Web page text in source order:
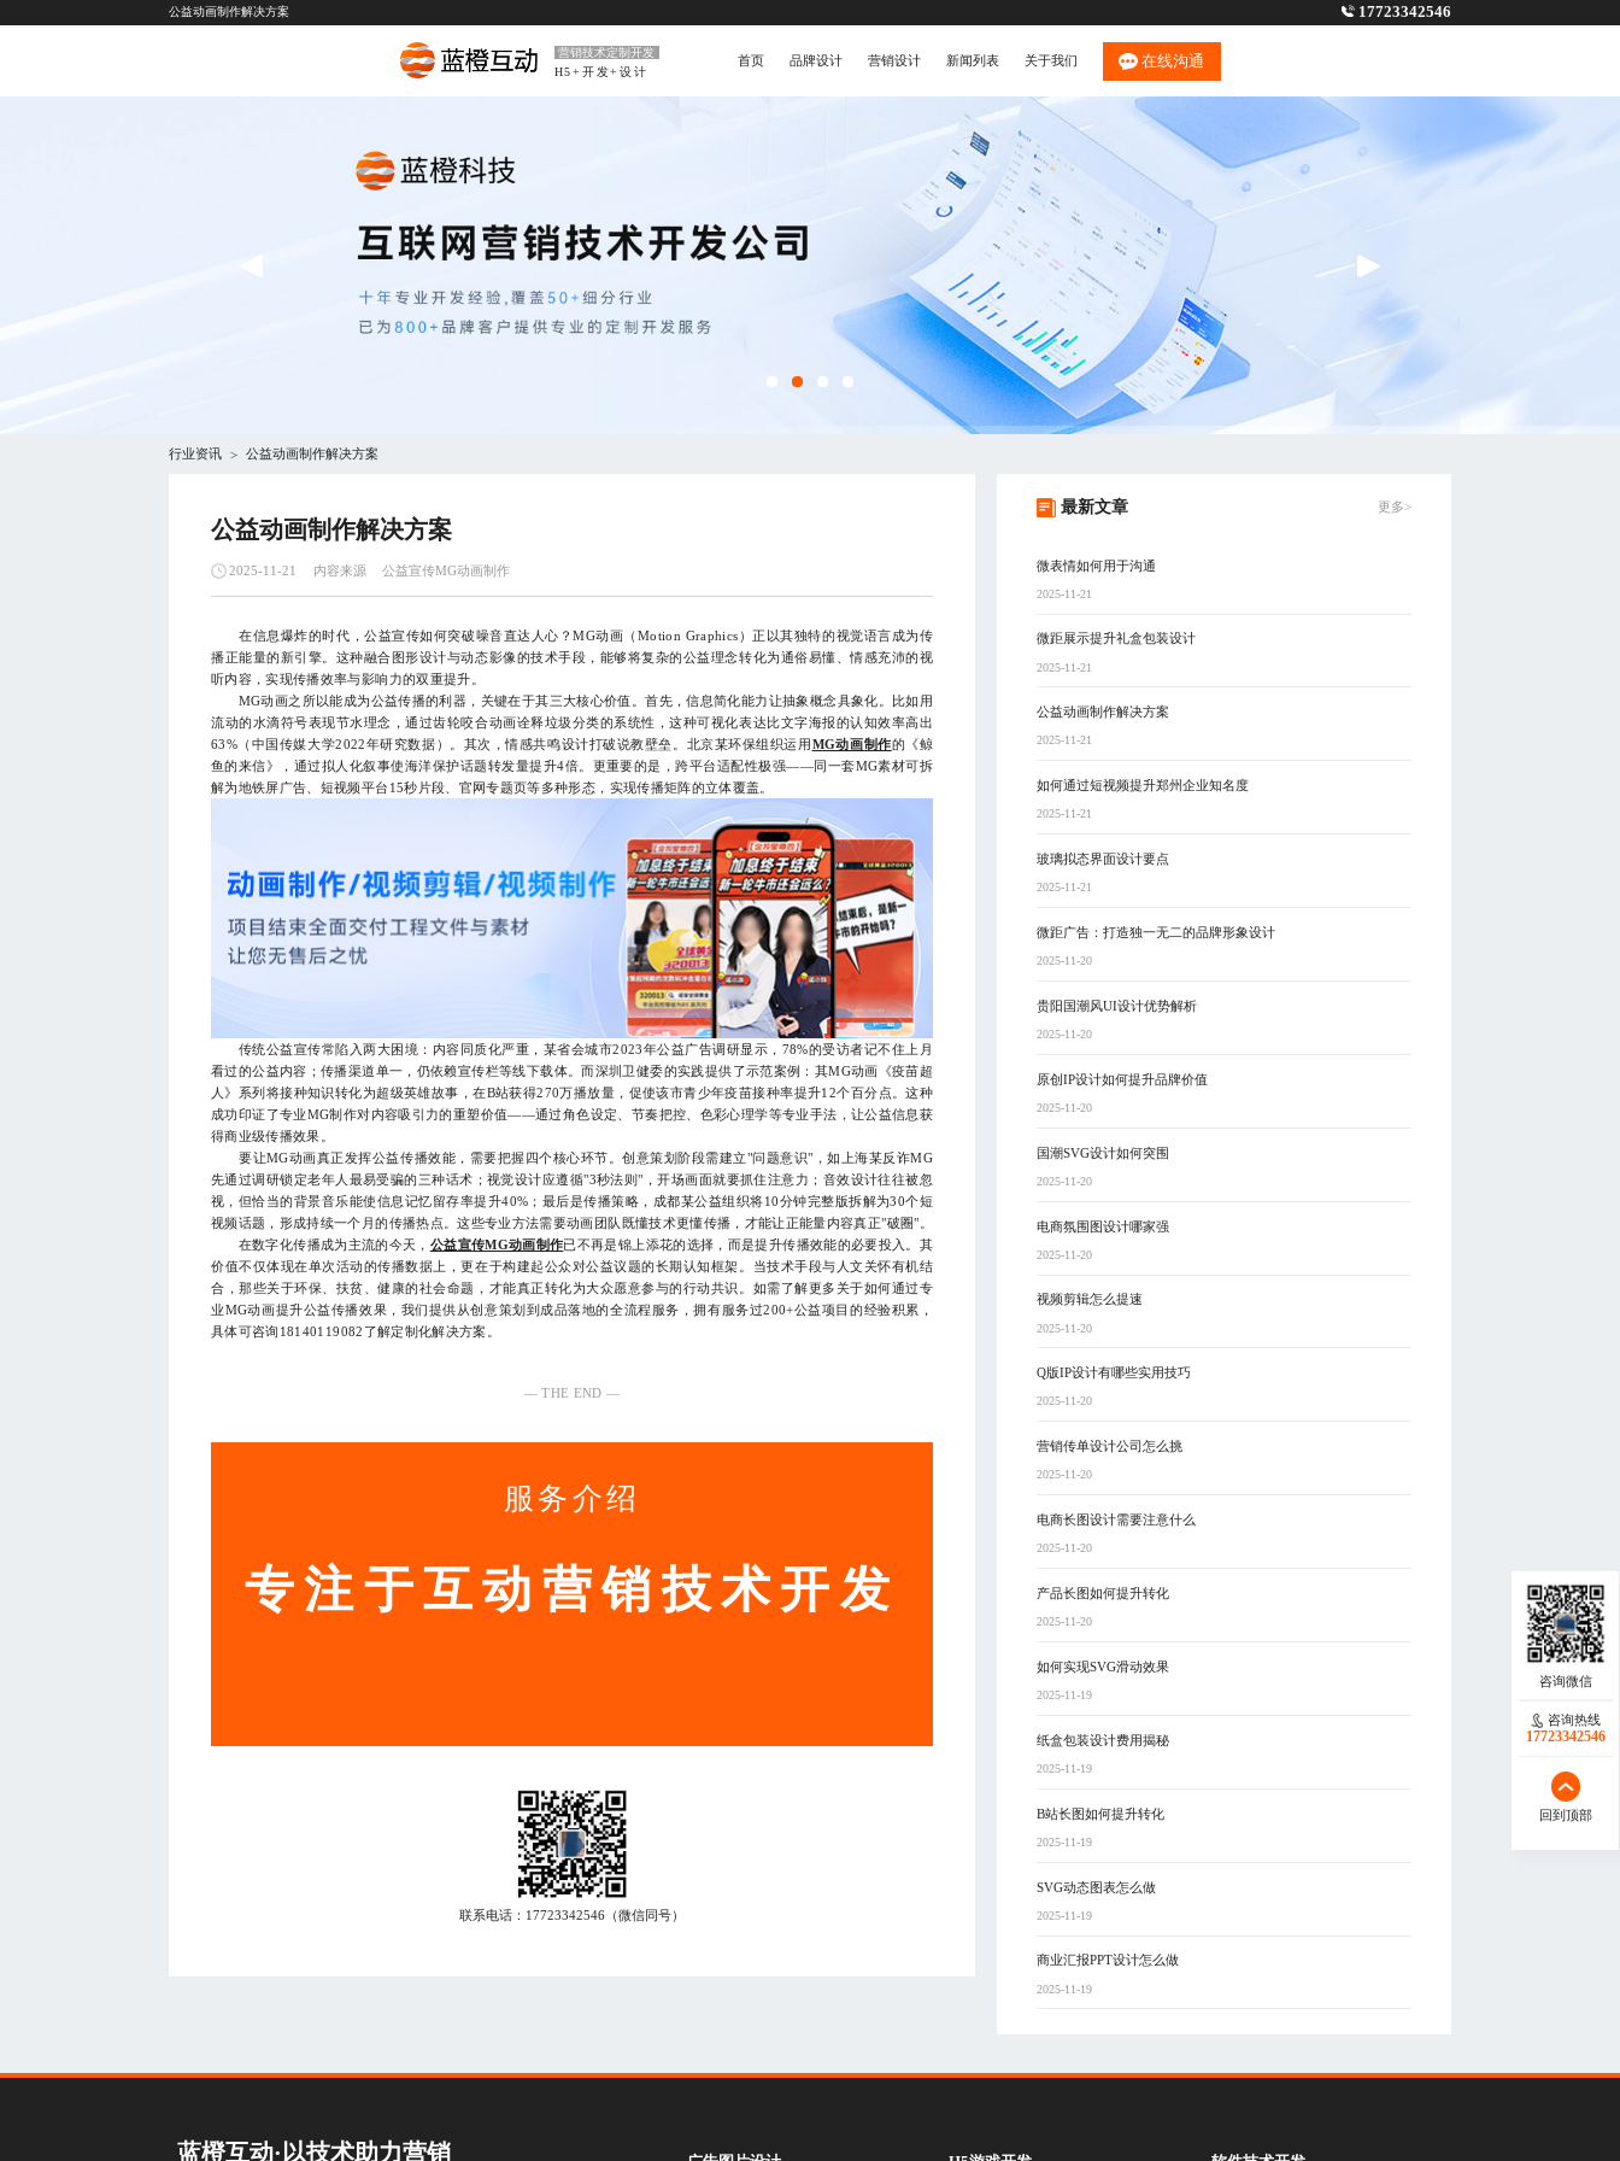
公益动画制作解决方案 17723342546
营销技术定制开发
H5+开发+设计
首页 品牌设计 营销设计 新闻列表 关于我们 在线沟通
行业资讯 > 公益动画制作解决方案
公益动画制作解决方案
2025-11-21 内容来源 公益宣传MG动画制作
在信息爆炸的时代，公益宣传如何突破噪音直达人心？MG动画（Motion Graphics）正以其独特的视觉语言成为传
播正能量的新引擎。这种融合图形设计与动态影像的技术手段，能够将复杂的公益理念转化为通俗易懂、情感充沛的视
听内容，实现传播效率与影响力的双重提升。
MG动画之所以能成为公益传播的利器，关键在于其三大核心价值。首先，信息简化能力让抽象概念具象化。比如用
流动的水滴符号表现节水理念，通过齿轮咬合动画诠释垃圾分类的系统性，这种可视化表达比文字海报的认知效率高出
63%（中国传媒大学2022年研究数据）。其次，情感共鸣设计打破说教壁垒。北京某环保组织运用MG动画制作的《鲸
鱼的来信》，通过拟人化叙事使海洋保护话题转发量提升4倍。更重要的是，跨平台适配性极强——同一套MG素材可拆
解为地铁屏广告、短视频平台15秒片段、官网专题页等多种形态，实现传播矩阵的立体覆盖。
传统公益宣传常陷入两大困境：内容同质化严重，某省会城市2023年公益广告调研显示，78%的受访者记不住上月
看过的公益内容；传播渠道单一，仍依赖宣传栏等线下载体。而深圳卫健委的实践提供了示范案例：其MG动画《疫苗超
人》系列将接种知识转化为超级英雄故事，在B站获得270万播放量，促使该市青少年疫苗接种率提升12个百分点。这种
成功印证了专业MG制作对内容吸引力的重塑价值——通过角色设定、节奏把控、色彩心理学等专业手法，让公益信息获
得商业级传播效果。
要让MG动画真正发挥公益传播效能，需要把握四个核心环节。创意策划阶段需建立"问题意识"，如上海某反诈MG
先通过调研锁定老年人最易受骗的三种话术；视觉设计应遵循"3秒法则"，开场画面就要抓住注意力；音效设计往往被忽
视，但恰当的背景音乐能使信息记忆留存率提升40%；最后是传播策略，成都某公益组织将10分钟完整版拆解为30个短
视频话题，形成持续一个月的传播热点。这些专业方法需要动画团队既懂技术更懂传播，才能让正能量内容真正"破圈"。
在数字化传播成为主流的今天， 公益宣传MG动画制作已不再是锦上添花的选择，而是提升传播效能的必要投入。其
价值不仅体现在单次活动的传播数据上，更在于构建起公众对公益议题的长期认知框架。当技术手段与人文关怀有机结
合，那些关于环保、扶贫、健康的社会命题，才能真正转化为大众愿意参与的行动共识。如需了解更多关于如何通过专
业MG动画提升公益传播效果，我们提供从创意策划到成品落地的全流程服务，拥有服务过200+公益项目的经验积累，
具体可咨询18140119082了解定制化解决方案。
— THE END —
服务介绍
专注于互动营销技术开发
联系电话： 17723342546 （微信同号）
最新文章 更多>
微表情如何用于沟通
2025-11-21
微距展示提升礼盒包装设计
2025-11-21
公益动画制作解决方案
2025-11-21
如何通过短视频提升郑州企业知名度
2025-11-21
玻璃拟态界面设计要点
2025-11-21
微距广告：打造独一无二的品牌形象设计
2025-11-20
贵阳国潮风UI设计优势解析
2025-11-20
原创IP设计如何提升品牌价值
2025-11-20
国潮SVG设计如何突围
2025-11-20
电商氛围图设计哪家强
2025-11-20
视频剪辑怎么提速
2025-11-20
Q版IP设计有哪些实用技巧
2025-11-20
营销传单设计公司怎么挑
2025-11-20
电商长图设计需要注意什么
2025-11-20
产品长图如何提升转化
2025-11-20
如何实现SVG滑动效果
2025-11-19
纸盒包装设计费用揭秘
2025-11-19
B站长图如何提升转化
2025-11-19
SVG动态图表怎么做
2025-11-19
商业汇报PPT设计怎么做
2025-11-19
咨询热线
17723342546
回到顶部
蓝橙互动·以技术助力营销